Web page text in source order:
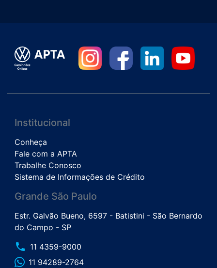
Institucional
Conheça
Fale com a APTA
Trabalhe Conosco
Sistema de Informações de Crédito
Grande São Paulo
Estr. Galvão Bueno, 6597 - Batistini - São Bernardo
do Campo - SP
phone 11 4359-9000
11 94289-2764